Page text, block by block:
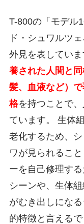
T-800の「モデル
ド・シュワルツ
外見を表していま
養された人間と
髪、血液など）
格を持つことで
ています。 生体
老化するため、
ワが見られるこ
ーを自己修理す
シーンや、生体
がむき出しにな
的特徴と言えるで